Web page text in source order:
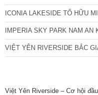
ICONIA LAKESIDE TỐ HỮU
IMPERIA SKY PARK NAM AN
VIỆT YÊN RIVERSIDE BẮC
Việt Yên Riverside – Cơ hội